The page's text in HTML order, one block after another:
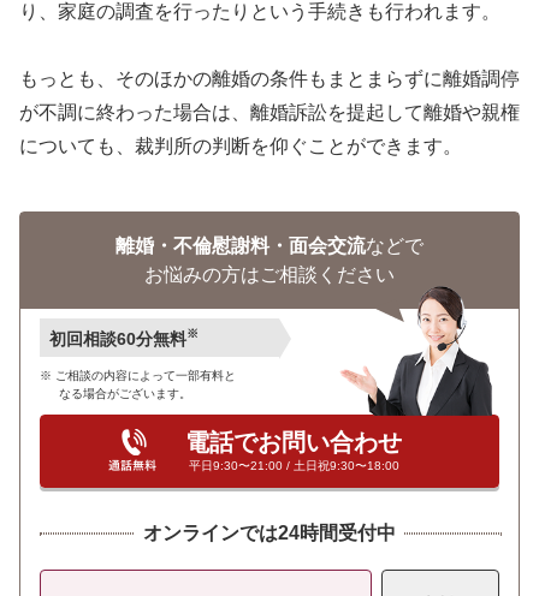
り、家庭の調査を行ったりという手続きも行われます。
もっとも、そのほかの離婚の条件もまとまらずに離婚調停
が不調に終わった場合は、離婚訴訟を提起して離婚や親権
についても、裁判所の判断を仰ぐことができます。
離婚・不倫慰謝料・面会交流などで
お悩みの方はご相談ください
初回相談60分無料※
ご相談の内容によって一部有料と
なる場合がございます。
電話でお問い合わせ
平日9:30〜21:00 / 土日祝9:30〜18:00
オンラインでは24時間受付中